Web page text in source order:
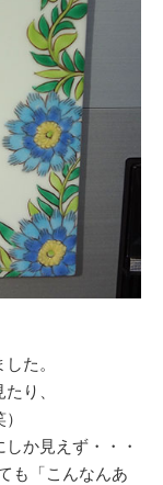
た。
り、
か見えず・・・
も「こんなんあ